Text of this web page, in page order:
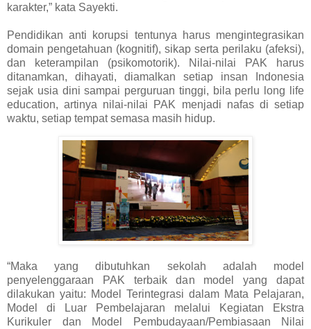
karakter,” kata Sayekti.
Pendidikan anti korupsi tentunya harus mengintegrasikan
domain pengetahuan (kognitif), sikap serta perilaku (afeksi),
dan keterampilan (psikomotorik). Nilai-nilai PAK harus
ditanamkan, dihayati, diamalkan setiap insan Indonesia
sejak usia dini sampai perguruan tinggi, bila perlu long life
education, artinya nilai-nilai PAK menjadi nafas di setiap
waktu, setiap tempat semasa masih hidup.
“Maka yang dibutuhkan sekolah adalah model
penyelenggaraan PAK terbaik dan model yang dapat
dilakukan yaitu: Model Terintegrasi dalam Mata Pelajaran,
Model di Luar Pembelajaran melalui Kegiatan Ekstra
Kurikuler dan Model Pembudayaan/Pembiasaan Nilai